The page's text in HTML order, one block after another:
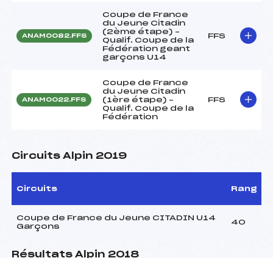
ANAM0082.FFS
Coupe de France
du Jeune Citadin
(2ème étape) –
Qualif. Coupe de la
Fédération geant
garçons U14
FFS
ANAM0022.FFS
Coupe de France
du Jeune Citadin
(1ère étape) –
Qualif. Coupe de la
Fédération
FFS
Circuits Alpin 2019
Circuits Rang
Coupe de France du Jeune CITADIN U14
Garçons
40
Résultats Alpin 2018